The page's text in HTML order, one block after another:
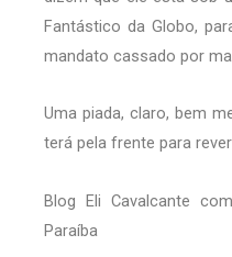
Fantástico da Globo,
mandato cassado por
Uma piada, claro, bem
terá pela frente para
Blog Eli Cavalcante
Paraíba